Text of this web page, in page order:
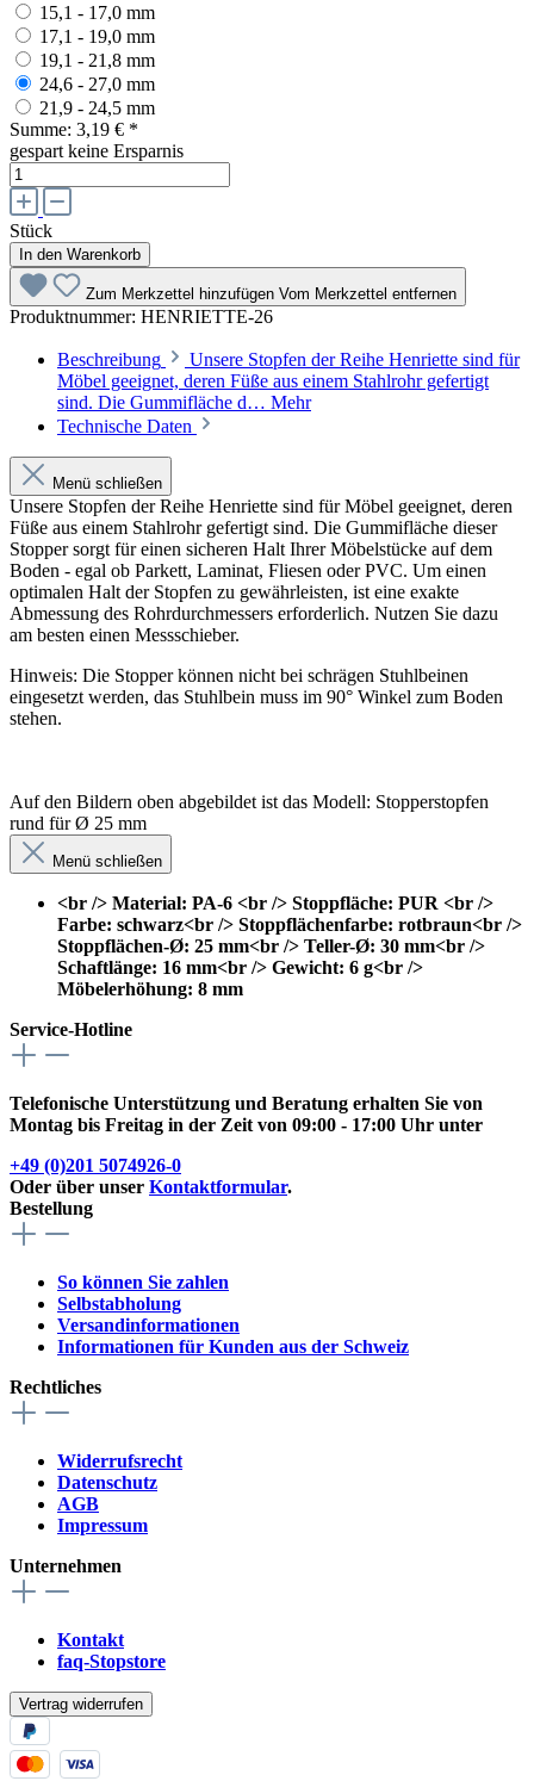
15,1 - 17,0 mm
17,1 - 19,0 mm
19,1 - 21,8 mm
24,6 - 27,0 mm
21,9 - 24,5 mm
Summe: 3,19 € *
gespart keine Ersparnis
Stück
In den Warenkorb
Zum Merkzettel hinzufügen Vom Merkzettel entfernen
Produktnummer: HENRIETTE-26
Beschreibung
Unsere Stopfen der Reihe Henriette sind für
Möbel geeignet, deren Füße aus einem Stahlrohr gefertigt
sind. Die Gummifläche d… Mehr
Technische Daten
Menü schließen
Unsere Stopfen der Reihe Henriette sind für Möbel geeignet, deren
Füße aus einem Stahlrohr gefertigt sind. Die Gummifläche dieser
Stopper sorgt für einen sicheren Halt Ihrer Möbelstücke auf dem
Boden - egal ob Parkett, Laminat, Fliesen oder PVC. Um einen
optimalen Halt der Stopfen zu gewährleisten, ist eine exakte
Abmessung des Rohrdurchmessers erforderlich. Nutzen Sie dazu
am besten einen Messschieber.
Hinweis: Die Stopper können nicht bei schrägen Stuhlbeinen
eingesetzt werden, das Stuhlbein muss im 90° Winkel zum Boden
stehen.
Auf den Bildern oben abgebildet ist das Modell: Stopperstopfen
rund für Ø 25 mm
Menü schließen
<br /> Material: PA-6 <br /> Stoppfläche: PUR <br />
Farbe: schwarz<br /> Stoppflächenfarbe: rotbraun<br />
Stoppflächen-Ø: 25 mm<br /> Teller-Ø: 30 mm<br />
Schaftlänge: 16 mm<br /> Gewicht: 6 g<br />
Möbelerhöhung: 8 mm
Service-Hotline
Telefonische Unterstützung und Beratung erhalten Sie von
Montag bis Freitag in der Zeit von 09:00 - 17:00 Uhr unter
+49 (0)201 5074926-0
Oder über unser Kontaktformular.
Bestellung
So können Sie zahlen
Selbstabholung
Versandinformationen
Informationen für Kunden aus der Schweiz
Rechtliches
Widerrufsrecht
Datenschutz
AGB
Impressum
Unternehmen
Kontakt
faq-Stopstore
Vertrag widerrufen